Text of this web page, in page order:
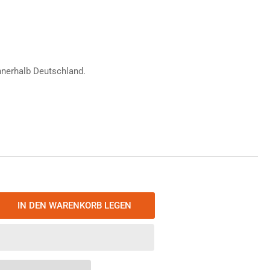
Deutschland.
IN DEN WARENKORB LEGEN